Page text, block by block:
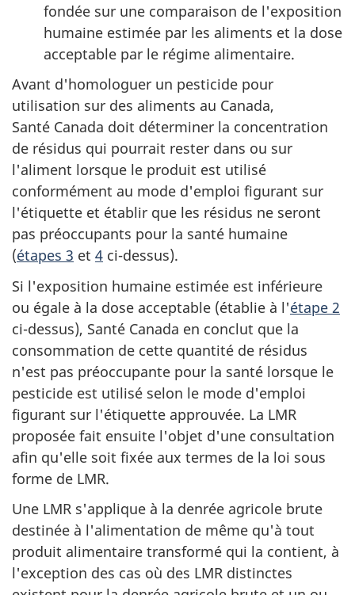
fondée sur une comparaison de l'exposition
humaine estimée par les aliments et la dose
acceptable par le régime alimentaire.
Avant d'homologuer un pesticide pour
utilisation sur des aliments au Canada,
Santé Canada doit déterminer la concentration
de résidus qui pourrait rester dans ou sur
l'aliment lorsque le produit est utilisé
conformément au mode d'emploi figurant sur
l'étiquette et établir que les résidus ne seront
pas préoccupants pour la santé humaine
(étapes 3 et 4 ci-dessus).
Si l'exposition humaine estimée est inférieure
ou égale à la dose acceptable (établie à l'étape 2
ci-dessus), Santé Canada en conclut que la
consommation de cette quantité de résidus
n'est pas préoccupante pour la santé lorsque le
pesticide est utilisé selon le mode d'emploi
figurant sur l'étiquette approuvée. La LMR
proposée fait ensuite l'objet d'une consultation
afin qu'elle soit fixée aux termes de la loi sous
forme de LMR.
Une LMR s'applique à la denrée agricole brute
destinée à l'alimentation de même qu'à tout
produit alimentaire transformé qui la contient, à
l'exception des cas où des LMR distinctes